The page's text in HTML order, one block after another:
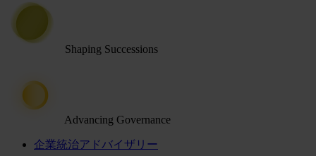
Shaping Successions
Advancing Governance
企業統治アドバイザリー